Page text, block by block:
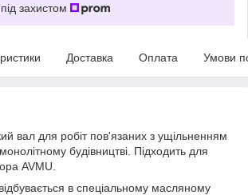
захистом
Доставка Оплата Умови
вал для робіт пов'язаних з ущільненням
будівництві. Підходить для
AVMU.
в спеціальному масляному